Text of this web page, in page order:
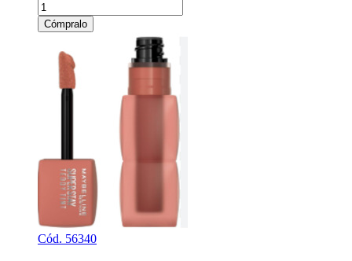
Cómpralo
Cód. 56340